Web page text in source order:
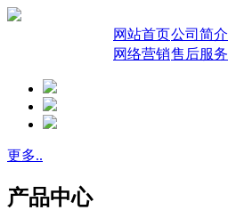
网站首页公司简介
网络营销售后服务
更多..
产品中心